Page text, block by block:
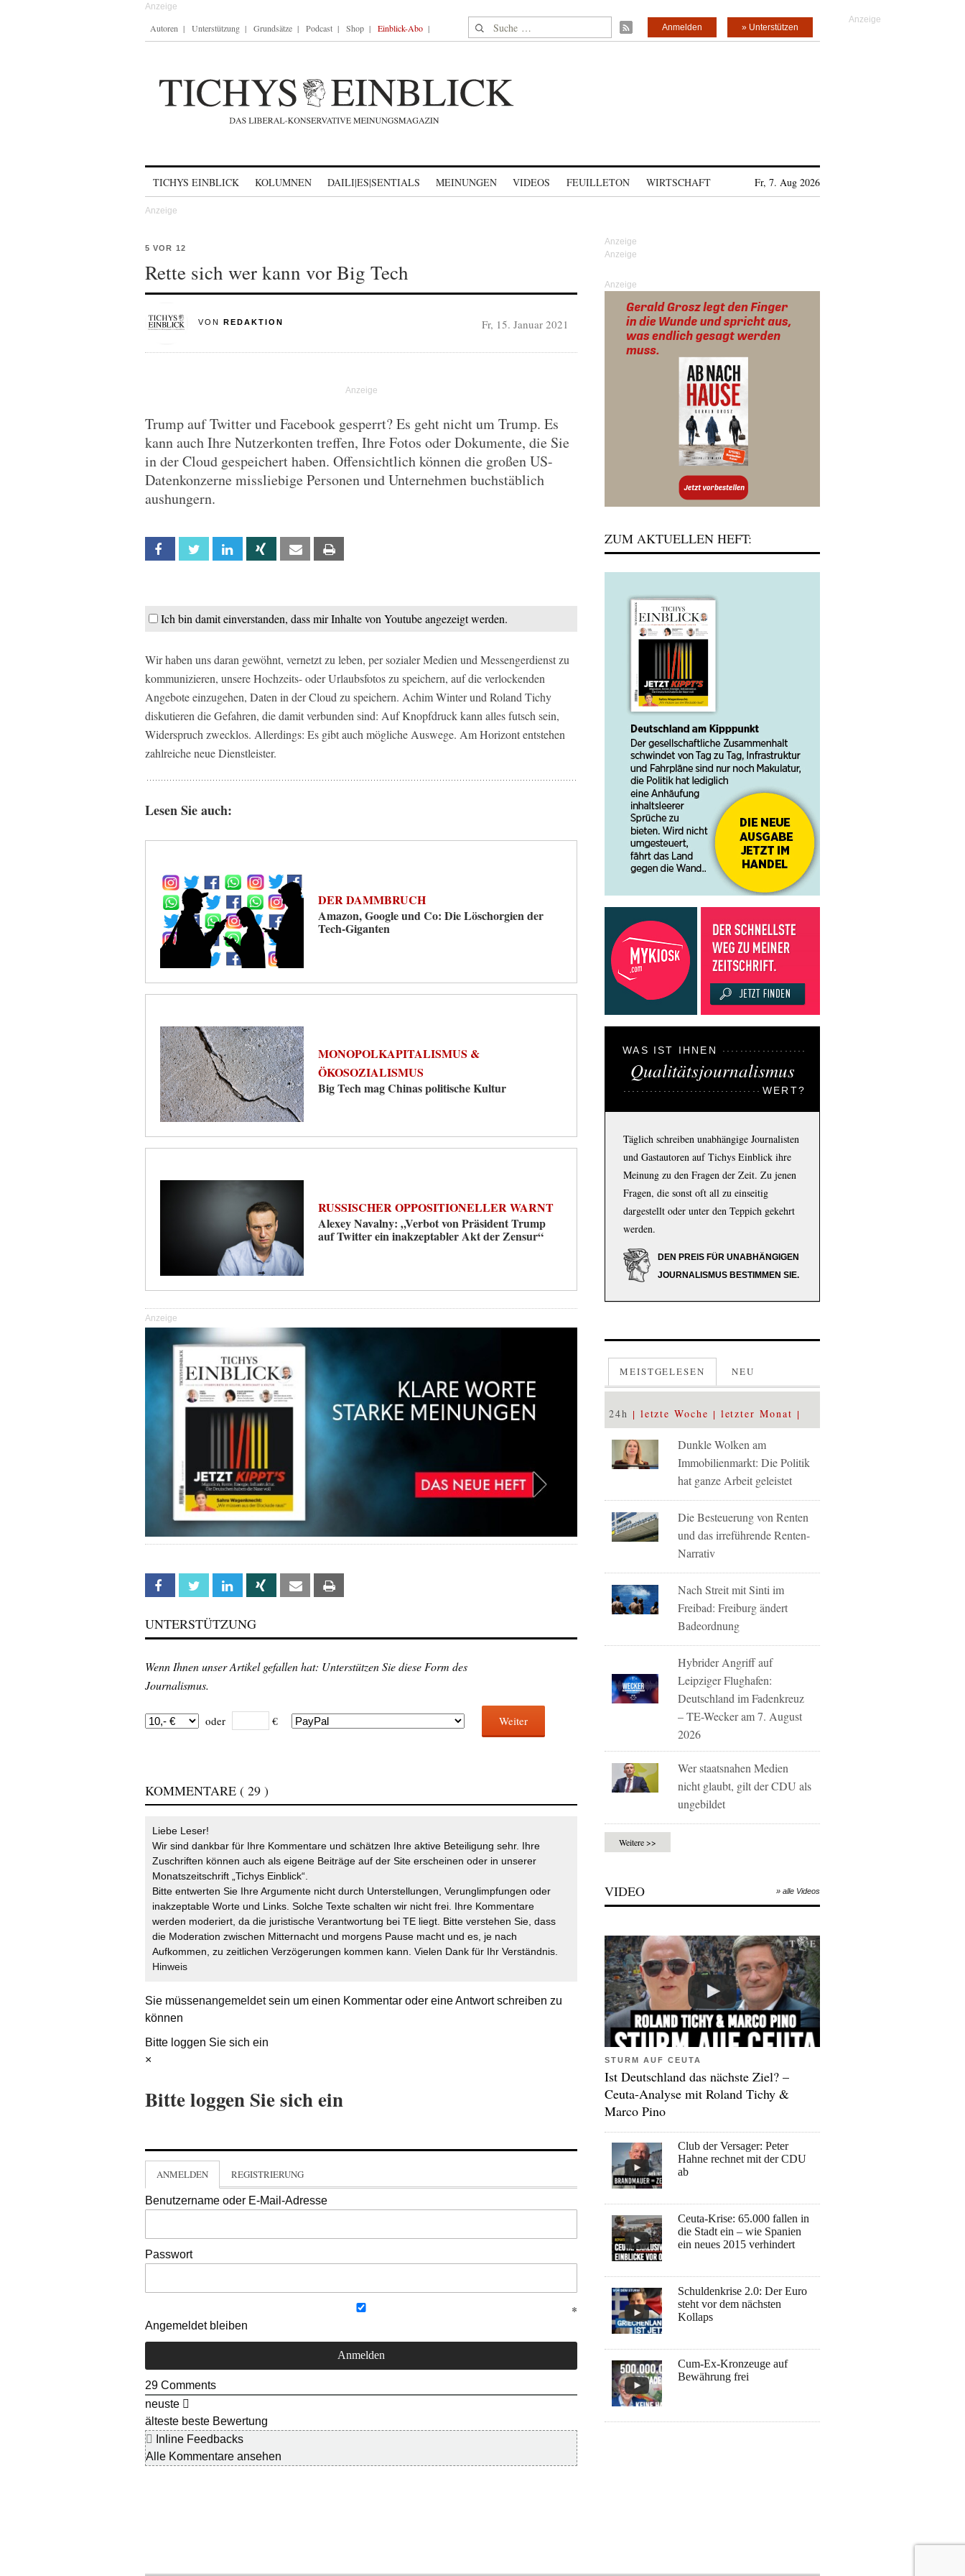
Autoren Unterstützung Grundsätze Podcast Shop Einblick-Abo Suche nach: » Unterstützen
Anmelden
TICHYS EINBLICK KOLUMNEN DAILI|ES|SENTIALS MEINUNGEN VIDEOS FEUILLETON WIRTSCHAFT Fr, 7. Aug 2026
5 VOR 12
Rette sich wer kann vor Big Tech
VON REDAKTION Fr, 15. Januar 2021
Trump auf Twitter und Facebook gesperrt? Es geht nicht um Trump. Es
kann auch Ihre Nutzerkonten treffen, Ihre Fotos oder Dokumente, die Sie
in der Cloud gespeichert haben. Offensichtlich können die großen US-
Datenkonzerne missliebige Personen und Unternehmen buchstäblich
aushungern.
Facebook Twitter Linkedin Xing Email
Ich bin damit einverstanden, dass mir Inhalte von Youtube angezeigt werden.
Wir haben uns daran gewöhnt, vernetzt zu leben, per sozialer Medien und Messengerdienst zu
kommunizieren, unsere Hochzeits- oder Urlaubsfotos zu speichern, auf die verlockenden
Angebote einzugehen, Daten in der Cloud zu speichern. Achim Winter und Roland Tichy
diskutieren die Gefahren, die damit verbunden sind: Auf Knopfdruck kann alles futsch sein,
Widerspruch zwecklos. Allerdings: Es gibt auch mögliche Auswege. Am Horizont entstehen
zahlreiche neue Dienstleister.
Lesen Sie auch:
DER DAMMBRUCH
Amazon, Google und Co: Die Löschorgien der
Tech-Giganten
MONOPOLKAPITALISMUS &
ÖKOSOZIALISMUS
Big Tech mag Chinas politische Kultur
RUSSISCHER OPPOSITIONELLER WARNT
Alexey Navalny: „Verbot von Präsident Trump
auf Twitter ein inakzeptabler Akt der Zensur“
Anzeige
Facebook Twitter Linkedin Xing Email
UNTERSTÜTZUNG
Wenn Ihnen unser Artikel gefallen hat: Unterstützen Sie diese Form des
Journalismus.
oder € Weiter
KOMMENTARE ( 29 )
Liebe Leser!
Wir sind dankbar für Ihre Kommentare und schätzen Ihre aktive Beteiligung sehr. Ihre
Zuschriften können auch als eigene Beiträge auf der Site erscheinen oder in unserer
Monatszeitschrift „Tichys Einblick“.
Bitte entwerten Sie Ihre Argumente nicht durch Unterstellungen, Verunglimpfungen oder
inakzeptable Worte und Links. Solche Texte schalten wir nicht frei. Ihre Kommentare
werden moderiert, da die juristische Verantwortung bei TE liegt. Bitte verstehen Sie, dass
die Moderation zwischen Mitternacht und morgens Pause macht und es, je nach
Aufkommen, zu zeitlichen Verzögerungen kommen kann. Vielen Dank für Ihr Verständnis.
Hinweis
Sie müssenangemeldetsein um einen Kommentar oder eine Antwort schreiben zu
können
Bitte loggen Sie sich ein
×
Bitte loggen Sie sich ein
ANMELDEN REGISTRIERUNG
Benutzername oder E-Mail-Adresse
Passwort
Angemeldet bleiben
29 Comments
neuste
älteste beste Bewertung
Inline Feedbacks
Alle Kommentare ansehen
Anzeige
ZUM AKTUELLEN HEFT:
WAS IST IHNEN
Qualitätsjournalismus
WERT?
Täglich schreiben unabhängige Journalisten
und Gastautoren auf Tichys Einblick ihre
Meinung zu den Fragen der Zeit. Zu jenen
Fragen, die sonst oft all zu einseitig
dargestellt oder unter den Teppich gekehrt
werden.
DEN PREIS FÜR UNABHÄNGIGEN
JOURNALISMUS BESTIMMEN SIE.
MEISTGELESEN NEU
24h letzte Woche letzter Monat
Dunkle Wolken am
Immobilienmarkt: Die Politik
hat ganze Arbeit geleistet
Die Besteuerung von Renten
und das irreführende Renten-
Narrativ
Nach Streit mit Sinti im
Freibad: Freiburg ändert
Badeordnung
Hybrider Angriff auf
Leipziger Flughafen:
Deutschland im Fadenkreuz
– TE-Wecker am 7. August
2026
Wer staatsnahen Medien
nicht glaubt, gilt der CDU als
ungebildet
Weitere >>
VIDEO » alle Videos
STURM AUF CEUTA
Ist Deutschland das nächste Ziel? –
Ceuta-Analyse mit Roland Tichy &
Marco Pino
Club der Versager: Peter
Hahne rechnet mit der CDU
ab
Ceuta-Krise: 65.000 fallen in
die Stadt ein – wie Spanien
ein neues 2015 verhindert
Schuldenkrise 2.0: Der Euro
steht vor dem nächsten
Kollaps
Cum-Ex-Kronzeuge auf
Bewährung frei